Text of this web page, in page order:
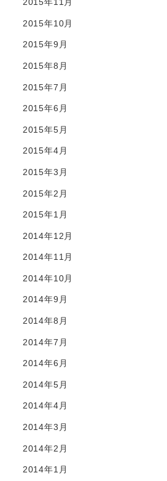
2015年10月
2015年9月
2015年8月
2015年7月
2015年6月
2015年5月
2015年4月
2015年3月
2015年2月
2015年1月
2014年12月
2014年11月
2014年10月
2014年9月
2014年8月
2014年7月
2014年6月
2014年5月
2014年4月
2014年3月
2014年2月
2014年1月